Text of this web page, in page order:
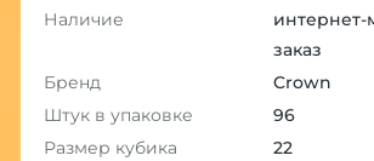
Наличие
интернет-
заказ
Бренд
Crown
Штук в упаковке
96
Размер кубика
22